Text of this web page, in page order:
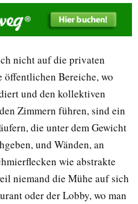
nicht auf die privaten
öffentlichen Bereiche, wo
und den kollektiven
Zimmern führen, sind ein
die unter dem Gewicht
und Wänden, an
wie abstrakte
niemand die Mühe auf sich
oder der Lobby, wo man